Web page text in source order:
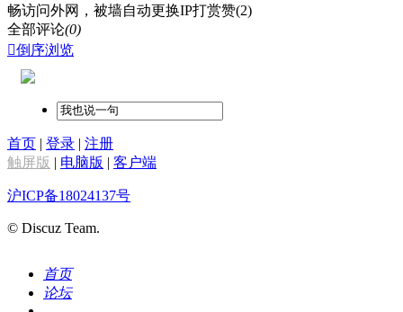
畅访问外网，被墙自动更换IP打赏赞(2)
全部评论(0)
倒序浏览
首页 | 登录 | 注册
触屏版 | 电脑版 | 客户端
沪ICP备18024137号
© Discuz Team.
首页
论坛